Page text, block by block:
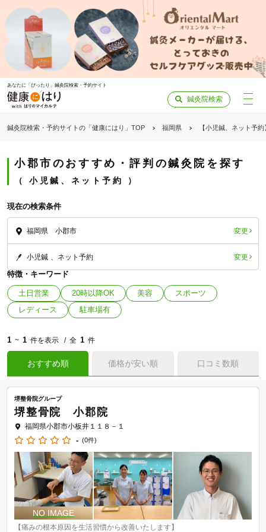
あなたに「ぴったり」鍼灸院検索・予約サイト
鍼灸院検索
鍼灸院検索・予約サイトの「健康にはり」TOP 福岡県 【小児鍼、ネット予
小郡市のおすすめ・評判の鍼灸院を探す
小児鍼、ネット予約
現在の検索条件
福岡県 小郡市 変更
小児鍼 ネット予約 変更
特徴・キーワード
土日営業 20時以降OK 美容
スポーツ
レディース
駐車場有
1 ~ 1 件を表示 全 1 件
おすすめ順 価格が安い順 口コミ数順
堺整骨院グループ
堺整骨院 小郡院
福岡県小郡市小板井１１８－１
- (0件)
【痛みの根本原因を生活習慣から改善いたします】
「健康にはりを見た」